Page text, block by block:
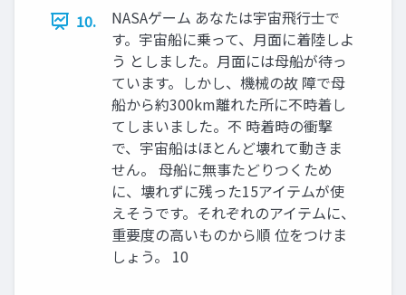
10.
NASAゲーム あなたは宇宙飛行士で
す。宇宙船に乗って、月面に着陸しよ
う としました。月面には母船が待っ
ています。しかし、機械の故 障で母
船から約300km離れた所に不時着し
てしまいました。不 時着時の衝撃
で、宇宙船はほとんど壊れて動きま
せん。 母船に無事たどりつくため
に、壊れずに残った15アイテムが使
えそうです。それぞれのアイテムに、
重要度の高いものから順 位をつけま
しょう。 10